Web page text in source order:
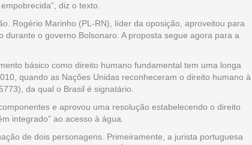
diz o texto.
Rogério Marinho (PL-RN), líder da oposição, aproveitou para
o governo Bolsonaro. A proposta segue agora para a
básico como direito humano fundamental tem uma longa
quando as Nações Unidas reconheceram o direito humano à
da qual o Brasil é signatário.
e aprovou uma resolução estabelecendo o direito
integrado” ao acesso à água.
de dois personagens. Primeiramente, a jurista portuguesa